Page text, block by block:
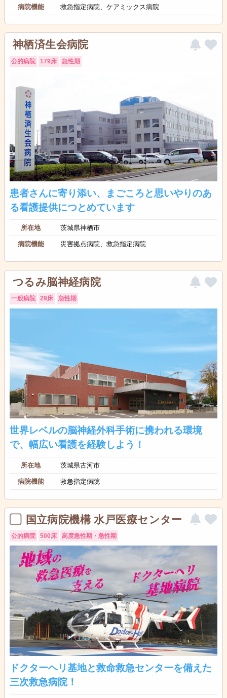
病院機能 救急指定病院、ケアミックス病院
神栖済生会病院
公的病院 179床 急性期
患者さんに寄り添い、まごころと思いやりのあ
る看護提供につとめています
所在地 茨城県神栖市
病院機能 災害拠点病院、救急指定病院
つるみ脳神経病院
一般病院 29床 急性期
世界レベルの脳神経外科手術に携われる環境
で、幅広い看護を経験しよう！
所在地 茨城県古河市
病院機能 救急指定病院
国立病院機構 水戸医療センター
公的病院 500床 高度急性期・急性期
ドクターヘリ基地と救命救急センターを備えた
三次救急病院！